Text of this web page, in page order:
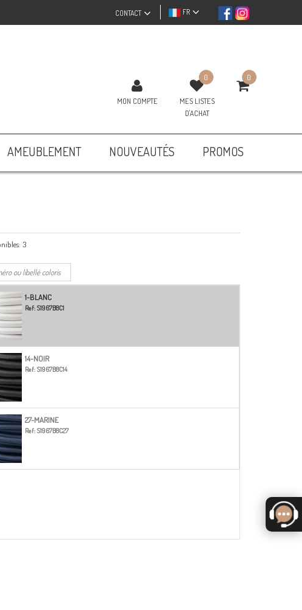
FR
CONTACT
MON COMPTE
0
MES LISTES
D'ACHAT
0
AMEUBLEMENT NOUVEAUTÉS PROMOS
3
1-BLANC
Ref: S1967B8C1
14-NOIR
Ref: S1967B8C14
27-MARINE
Ref: S1967B8C27